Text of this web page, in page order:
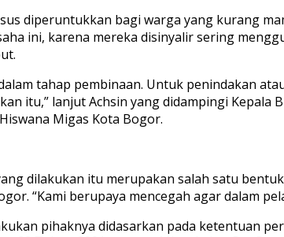
diperuntukkan bagi warga yang kurang
ini, karena mereka disinyalir sering
tahap pembinaan. Untuk penindakan
itu,” lanjut Achsin yang didampingi Kepala
Migas Kota Bogor.
dilakukan itu merupakan salah satu
“Kami berupaya mencegah agar dalam
pihaknya didasarkan pada ketentuan